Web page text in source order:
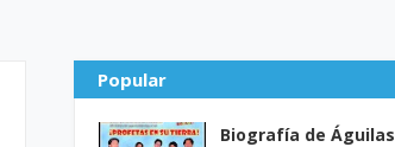
Popular
Biografía de Águilas